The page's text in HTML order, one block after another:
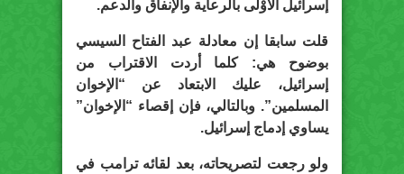
إسرائيل الأوْلى بالرعاية والإنفاق والدعم.
قلت سابقا إن معادلة عبد الفتاح السيسي
بوضوح هي: كلما أردت الاقتراب من
إسرائيل، عليك الابتعاد عن “الإخوان
المسلمين”. وبالتالي، فإن إقصاء “الإخوان”
يساوي إدماج إسرائيل.
ولو رجعت لتصريحاته، بعد لقائه ترامب في